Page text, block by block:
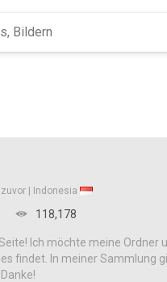
| Indonesia
118,178
Ich möchte meine Ordner
findet. In meiner Sammlung